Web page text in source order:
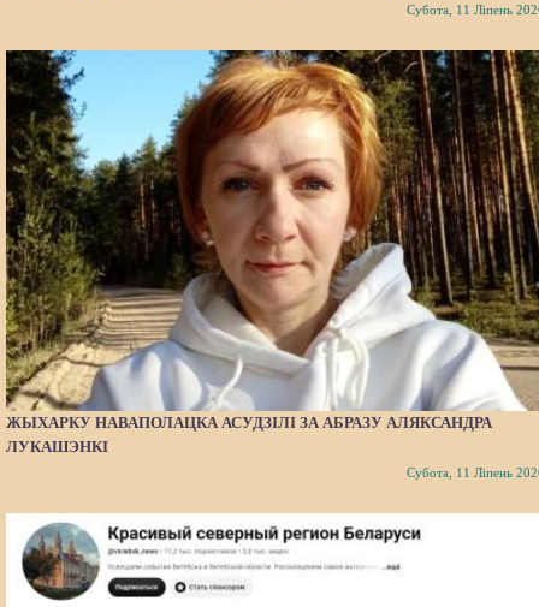
Субота, 11 Ліпень
ЖЫХАРКУ НАВАПОЛАЦКА АСУДЗІЛІ ЗА АБРАЗУ АЛЯКСАНДРА
ЛУКАШЭНКІ
Субота, 11 Ліпень